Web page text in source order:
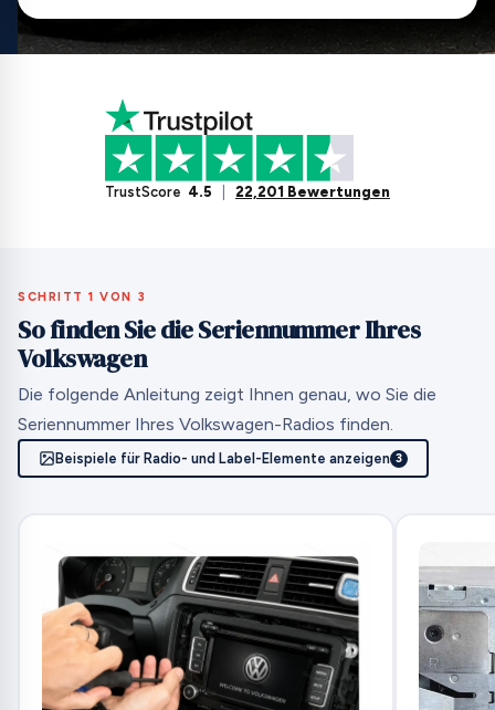
TrustScore 4.5 22,201 Bewertungen
SCHRITT 1 VON 3
So finden Sie die Seriennummer Ihres
Volkswagen
Die folgende Anleitung zeigt Ihnen genau, wo Sie die
Seriennummer Ihres Volkswagen-Radios finden.
Beispiele für Radio- und Label-Elemente anzeigen 3